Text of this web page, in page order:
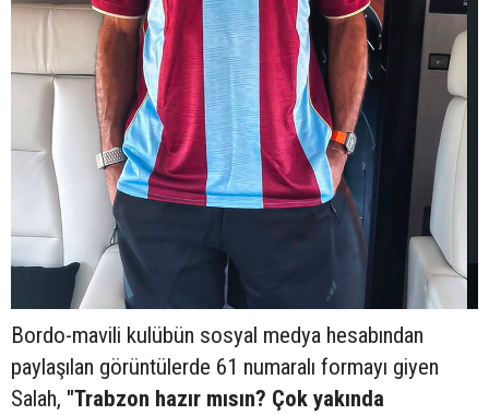
Bordo-mavili kulübün sosyal medya hesabından
paylaşılan görüntülerde 61 numaralı formayı giyen
Salah, "Trabzon hazır mısın? Çok yakında